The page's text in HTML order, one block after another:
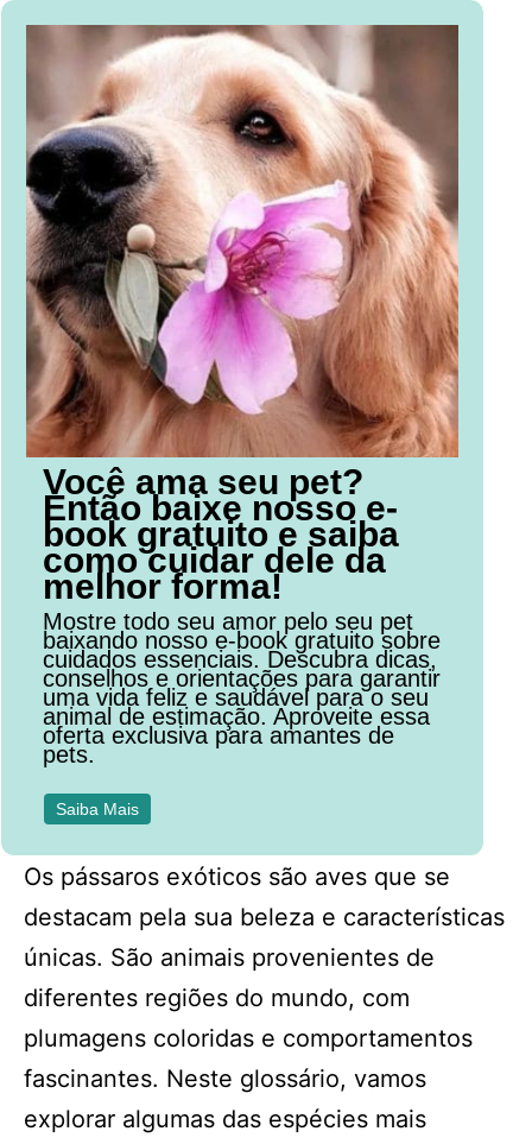
Você ama seu pet?
Então baixe nosso e-
book gratuito e saiba
como cuidar dele da
melhor forma!
Mostre todo seu amor pelo seu pet
baixando nosso e-book gratuito sobre
cuidados essenciais. Descubra dicas,
conselhos e orientações para garantir
uma vida feliz e saudável para o seu
animal de estimação. Aproveite essa
oferta exclusiva para amantes de
pets.
Saiba Mais
Os pássaros exóticos são aves que se
destacam pela sua beleza e características
únicas. São animais provenientes de
diferentes regiões do mundo, com
plumagens coloridas e comportamentos
fascinantes. Neste glossário, vamos
explorar algumas das espécies mais